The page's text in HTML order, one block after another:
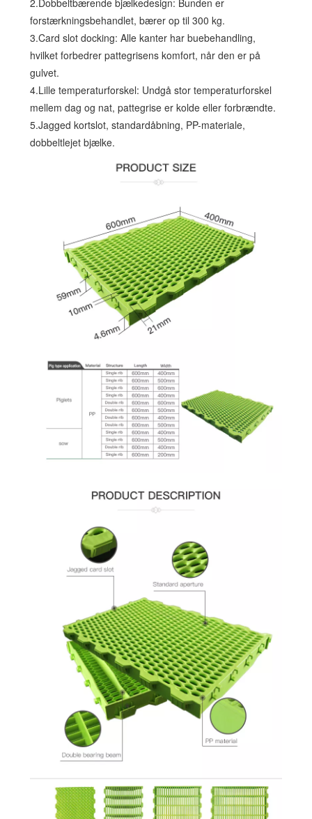
forstærkningsbehandlet, bærer op til 300 kg.
3.Card slot docking: Alle kanter har buebehandling,
hvilket forbedrer pattegrisens komfort, når den er på
gulvet.
4.Lille temperaturforskel: Undgå stor temperaturforskel
mellem dag og nat, pattegrise er kolde eller forbrændte.
5.Jagged kortslot, standardåbning, PP-materiale,
dobbeltlejet bjælke.